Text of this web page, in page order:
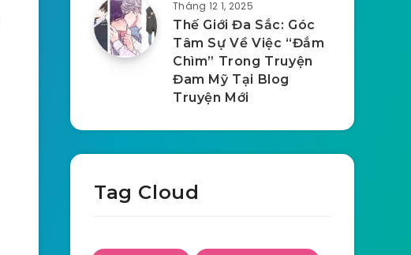
Tháng 12 1, 2025
Thế Giới Đa Sắc: Góc
Tâm Sự Về Việc “Đắm
Chìm” Trong Truyện
Đam Mỹ Tại Blog
Truyện Mới
Tag Cloud